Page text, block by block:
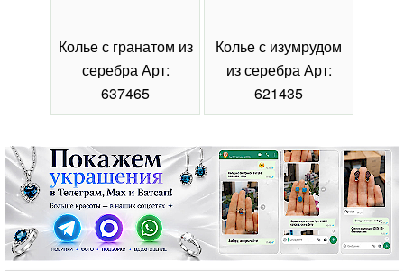
Колье с гранатом из
серебра Арт:
637465
Колье с изумрудом
из серебра Арт:
621435